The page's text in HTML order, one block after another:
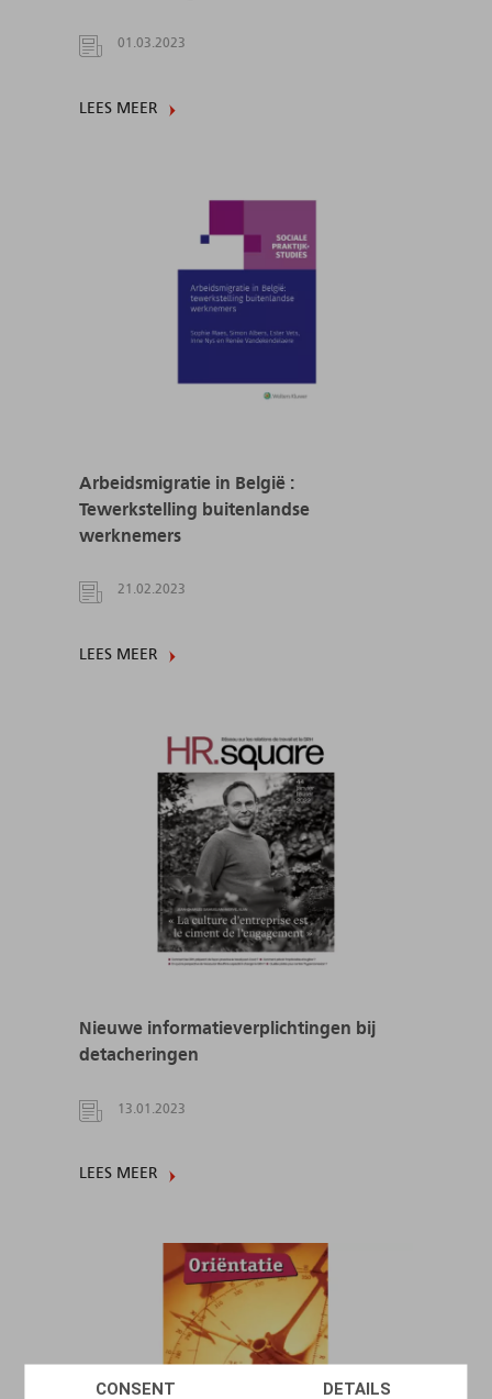
CONSENT DETAILS
01.03.2023
LEES MEER
Arbeidsmigratie in België :
Tewerkstelling buitenlandse
werknemers
21.02.2023
LEES MEER
Nieuwe informatieverplichtingen bij
detacheringen
13.01.2023
LEES MEER